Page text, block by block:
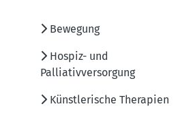
Bewegung
Hospiz- und
Palliativversorgung
Künstlerische Therapien